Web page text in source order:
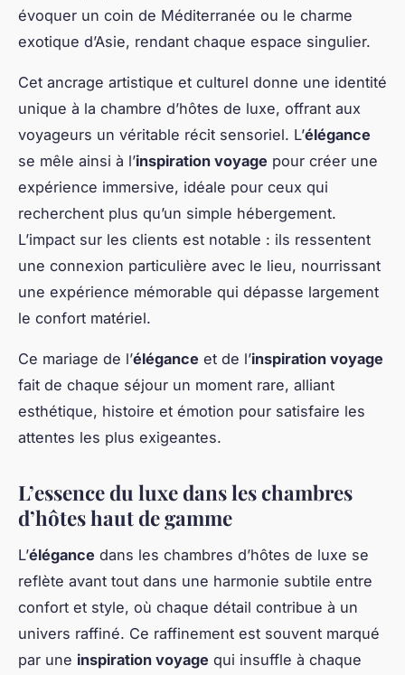
évoquer un coin de Méditerranée ou le charme
exotique d’Asie, rendant chaque espace singulier.
Cet ancrage artistique et culturel donne une identité
unique à la chambre d’hôtes de luxe, offrant aux
voyageurs un véritable récit sensoriel. L’élégance
se mêle ainsi à l’inspiration voyage pour créer une
expérience immersive, idéale pour ceux qui
recherchent plus qu’un simple hébergement.
L’impact sur les clients est notable : ils ressentent
une connexion particulière avec le lieu, nourrissant
une expérience mémorable qui dépasse largement
le confort matériel.
Ce mariage de l’élégance et de l’inspiration voyage
fait de chaque séjour un moment rare, alliant
esthétique, histoire et émotion pour satisfaire les
attentes les plus exigeantes.
L’essence du luxe dans les chambres
d’hôtes haut de gamme
L’élégance dans les chambres d’hôtes de luxe se
reflète avant tout dans une harmonie subtile entre
confort et style, où chaque détail contribue à un
univers raffiné. Ce raffinement est souvent marqué
par une inspiration voyage qui insuffle à chaque